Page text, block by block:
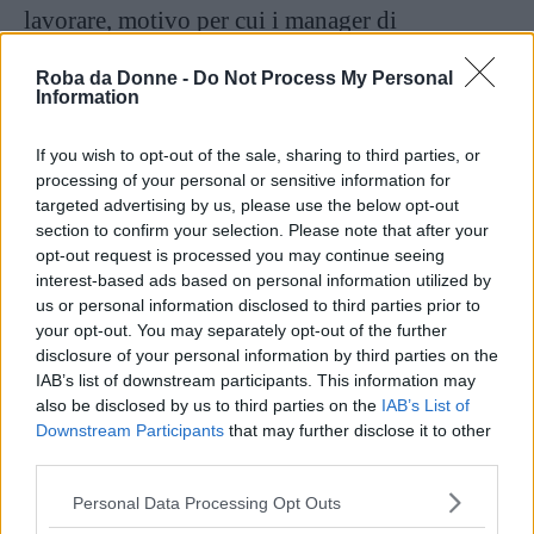
Roba da Donne - Do Not Process My Personal
Information
If you wish to opt-out of the sale, sharing to third parties, or
processing of your personal or sensitive information for
targeted advertising by us, please use the below opt-out
section to confirm your selection. Please note that after your
opt-out request is processed you may continue seeing
interest-based ads based on personal information utilized by
us or personal information disclosed to third parties prior to
your opt-out. You may separately opt-out of the further
disclosure of your personal information by third parties on the
IAB’s list of downstream participants. This information may
also be disclosed by us to third parties on the IAB’s List of
Downstream Participants that may further disclose it to other
Please note that this website/app uses one or more Google
Personal Data Processing Opt Outs
lavorare, motivo per cui i manager di
lavoratori ripongono fiducia che questi ultimi
secondo il proprio buon senso, garantendo a
essi flessibilità e deadline appropriate;
Mancanza di equità: quando il duro lavoro
non viene apprezzato e/o si ha la sensazione di
non essere trattati al pari dei colleghi, si può
incorrere più facilmente in stati di stanchezza
cronica, demotivazione e apatia;
Carico di lavoro insostenibile: spesso i
datori di lavoro non hanno una chiara
percezione di quanti impegni professionali